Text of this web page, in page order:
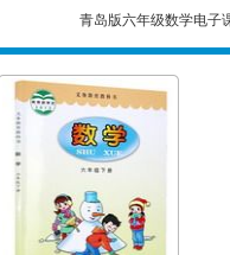
青岛版六年级数学电子